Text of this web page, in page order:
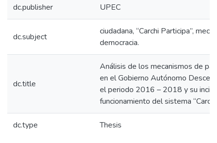
dc.publisher UPEC
dc.subject
ciudadana, “Carchi Participa”,
democracia.
dc.title
Análisis de los mecanismos de
en el Gobierno Autónomo
el periodo 2016 – 2018 y su
funcionamiento del sistema
dc.type Thesis